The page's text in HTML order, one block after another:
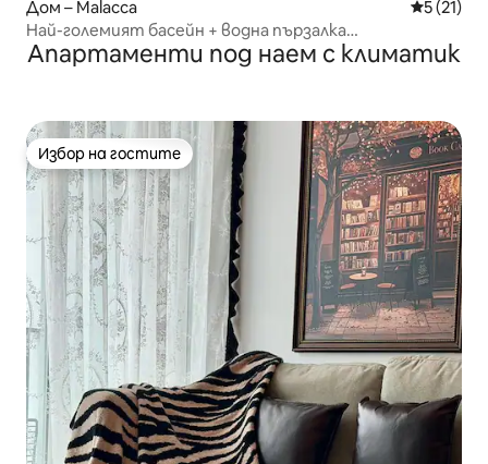
Дом – Malacca Средна
5 (21)
Най-големият басейн + водна пързалка
#ЦентърНаГрада #25px #KTV
Апартаменти под наем с климатик
Избор на гостите
Избор на гостите